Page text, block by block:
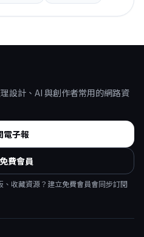
設計、AI 與創作者常用的網路資
電子報
費會員
收藏資源？建立免費會員會同步訂閱